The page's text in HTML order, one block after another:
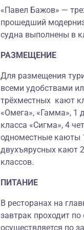
«Павел Бажов» —
прошедший
судна выполнены в
РАЗМЕЩЕНИЕ
Для размещения
всеми удобствами
трёхместных кают
«Омега», «Гамма», 1
класса «Сигма», 4
одноместные каюты
двухъярусных кают
классов.
ПИТАНИЕ
В ресторанах на
завтрак проходит
осуществляется по